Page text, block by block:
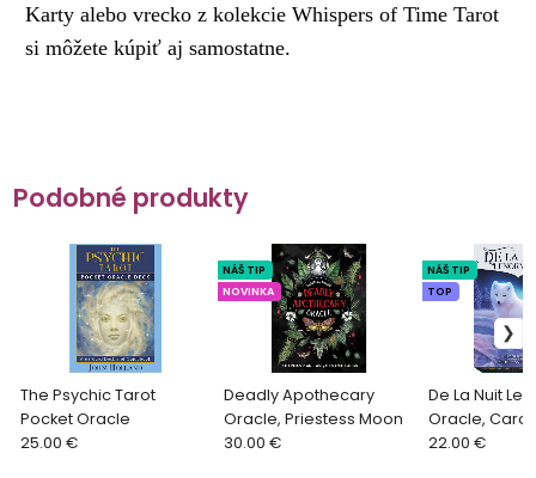
Karty alebo vrecko z kolekcie Whispers of Time Tarot
si môžete kúpiť aj samostatne.
Podobné produkty
The Psychic Tarot
Pocket Oracle
25.00 €
Deadly Apothecary
Oracle, Priestess Moon
NÁŠ TIP
NOVINKA
30.00 €
De La Nuit
Oracle,
Eschenazi
NÁŠ TIP
TOP
22.00 €